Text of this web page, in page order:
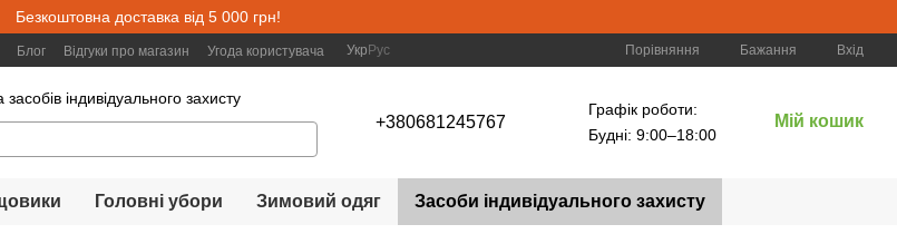
Безкоштовна доставка від 5 000 грн!
Блог Відгуки про магазин Угода користувача Укр Рус Порівняння Бажання Вхід
індивідуального захисту
+380681245767
Графік роботи:
Будні: 9:00–18:00
Мій кошик
Головні убори Зимовий одяг Засоби індивідуального захисту